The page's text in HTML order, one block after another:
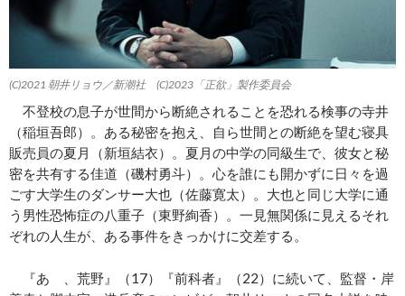
(C)2021 朝井リョウ／新潮社 (C)2023「正欲」製作委員会
不登校の息子が世間から断絶されることを恐れる検事の寺井
（稲垣吾郎）。ある秘密を抱え、自ら世間との断絶を望む寝具
販売員の夏月（新垣結衣）。夏月の中学の同級生で、彼女と秘
密を共有する佳道（磯村勇斗）。心を誰にも開かずに日々を過
ごす大学生のダンサー大也（佐藤寛太）。大也と同じ大学に通
う男性恐怖症の八重子（東野絢香）。一見無関係に見えるそれ
ぞれの人生が、ある事件をきっかけに交差する。
『あゝ、荒野』（17）『前科者』（22）に続いて、監督・岸